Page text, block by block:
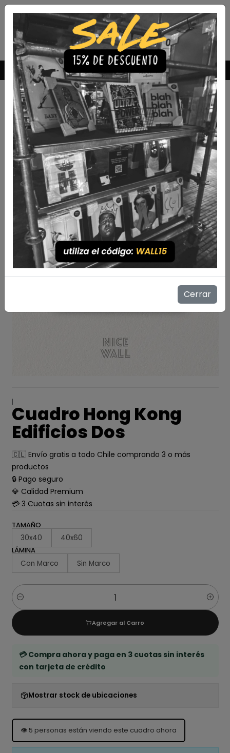
Envío Gratis a todo Chile comprando 3 o más productos
|
Cuadro Hong Kong
Edificios Dos
🇨🇱 Envío gratis a todo Chile comprando 3 o más
productos
🔒 Pago seguro
💎 Calidad Premium
💳 3 Cuotas sin interés
TAMAÑO
30x40 40x60
LÁMINA
Con Marco Sin Marco
Cantidad
Agregar al Carro
💳 Compra ahora y paga en 3 cuotas sin interés
con tarjeta de crédito
Mostrar stock de ubicaciones
👁️ 5 personas están viendo este cuadro ahora
Cerrar